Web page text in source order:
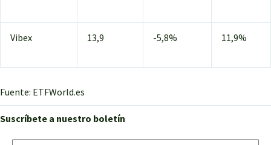
Vibex 13,9 -5,8% 11,9%
Fuente: ETFWorld.es
Suscríbete a nuestro boletín